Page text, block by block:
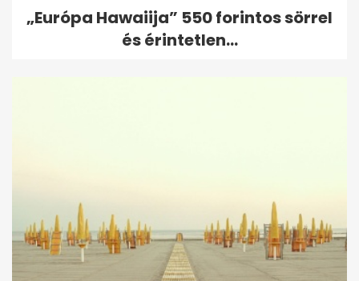
„Európa Hawaiija” 550 forintos sörrel
és érintetlen...